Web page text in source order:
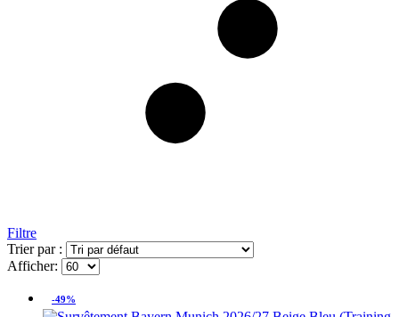
Filtre
Trier par :
Afficher:
-49%